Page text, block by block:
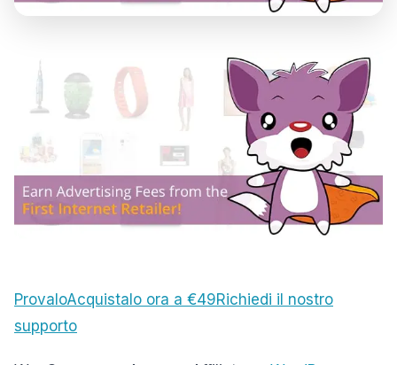
ProvaloAcquistalo ora a €49Richiedi il nostro
supporto